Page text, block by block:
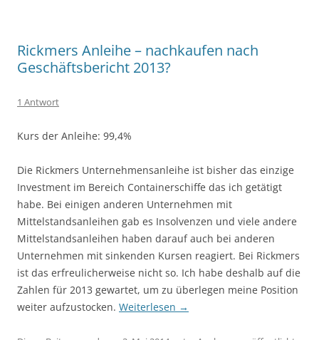
Rickmers Anleihe – nachkaufen nach
Geschäftsbericht 2013?
1 Antwort
Kurs der Anleihe: 99,4%
Die Rickmers Unternehmensanleihe ist bisher das einzige
Investment im Bereich Containerschiffe das ich getätigt
habe. Bei einigen anderen Unternehmen mit
Mittelstandsanleihen gab es Insolvenzen und viele andere
Mittelstandsanleihen haben darauf auch bei anderen
Unternehmen mit sinkenden Kursen reagiert. Bei Rickmers
ist das erfreulicherweise nicht so. Ich habe deshalb auf die
Zahlen für 2013 gewartet, um zu überlegen meine Position
weiter aufzustocken. Weiterlesen →